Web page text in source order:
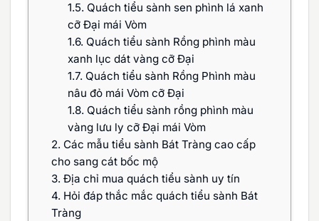
1.5. Quách tiểu sành sen phình lá xanh
cỡ Đại mái Vòm
1.6. Quách tiểu sành Rồng phình màu
xanh lục dát vàng cỡ Đại
1.7. Quách tiểu sành Rồng Phình màu
nâu đỏ mái Vòm cỡ Đại
1.8. Quách tiểu sành rồng phình màu
vàng lưu ly cỡ Đại mái Vòm
2. Các mẫu tiểu sành Bát Tràng cao cấp
cho sang cát bốc mộ
3. Địa chỉ mua quách tiểu sành uy tín
4. Hỏi đáp thắc mắc quách tiểu sành Bát
Tràng